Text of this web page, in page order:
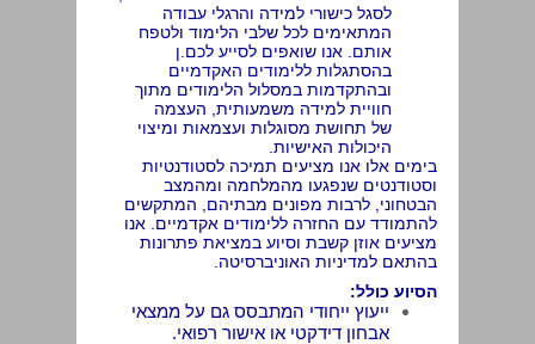
לסגל כישורי למידה והרגלי עבודה
המתאימים לכל שלבי הלימוד ולטפח
אותם. אנו שואפים לסייע לכם.ן
בהסתגלות ללימודים האקדמיים
ובהתקדמות במסלול הלימודים מתוך
חוויית למידה משמעותית, העצמה
של תחושת מסוגלות ועצמאות ומיצוי
היכולות האישיות.
בימים אלו אנו מציעים תמיכה לסטודנטיות
וסטודנטים שנפגעו מהמלחמה ומהמצב
הבטחוני, לרבות מפונים מבתיהם, המתקשים
להתמודד עם החזרה ללימודים אקדמיים. אנו
מציעים אוזן קשבת וסיוע במציאת פתרונות
בהתאם למדיניות האוניברסיטה.
הסיוע כולל:
ייעוץ ייחודי המתבסס גם על ממצאי
אבחון דידקטי או אישור רפואי.